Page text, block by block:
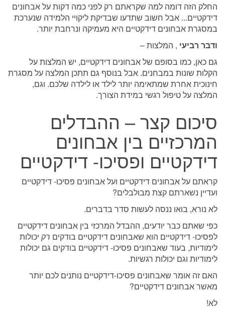
החלק הזה דומה למה שקראתם רק לפני כמה דקות על אבחונים
דידקטיים... אבל חשוב שתדעו שבדיקת ליקויי הלמידה שנערכת
במסגרת אבחונים דידקטיים היא מעמיקה ונרחבת יותר.
ודבר רביעי , המלצות –
גם כאן, כמו בסופם של אבחונים דידקטיים, יש המלצות על
הקלות שונות במבחנים. אבל בנוסף גם תתכן המלצה על מסגרת
חינוכית אחרת שמתאימה יותר לילד או לילדה שלכם. וגם,
המלצה על טיפול רגשי במידת הצורך.
סיכום קצר – ההבדלים
המרכזיים בין אבחונים
דידקטיים ופסיכו- דידקטיים
קראתם על אבחונים דידקטיים ועל אבחונים פסיכו- דידקטיים
ועדיין נשארתם קצת מבולבלים?
לא נורא, בואו ננסה לעשות סדר בדברים.
כפי שאתם כבר יודעים, ההבדל המרכזי בין אבחונים דידקטיים
לפסיכו- דידקטיים הוא שאבחונים דידקטיים בודקים רק יכולות
לימודיות, בעוד שאבחונים פסיכו- דידקטיים בודקים גם יכולות
לימודיות וגם יכולות רגשיות.
האם זה אומר שאבחונים פסיכו-דידקטיים נותנים לכם יותר
מאשר אבחונים דידקטיים?
לא!